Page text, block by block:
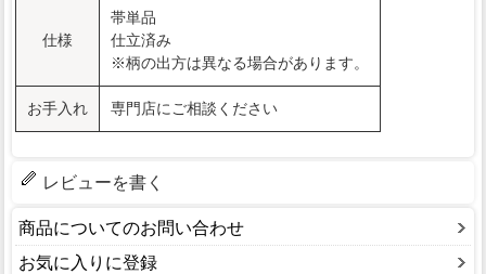
仕様
帯単品
仕立済み
※柄の出方は異なる場合があります。
お手入れ 専門店にご相談ください
レビューを書く
商品についてのお問い合わせ
お気に入りに登録